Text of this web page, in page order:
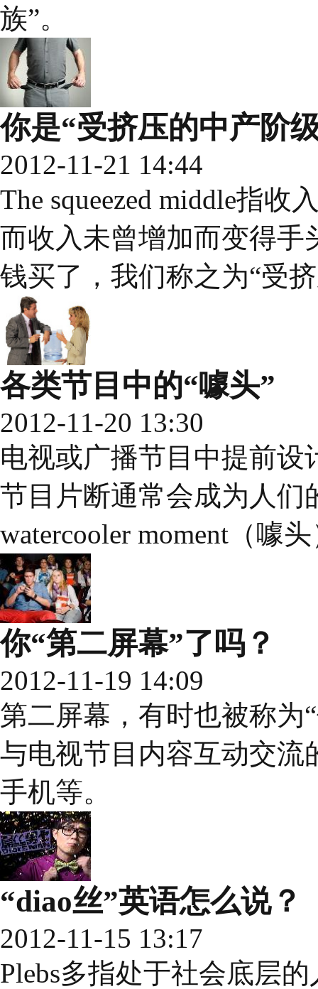
族”。
你是“受挤压的中产阶
2012-11-21 14:44
The squeezed middle指
而收入未曾增加而变得手
钱买了，我们称之为“受
各类节目中的“噱头”
2012-11-20 13:30
电视或广播节目中提前
节目片断通常会成为人们
watercooler moment（噱
你“第二屏幕”了吗？
2012-11-19 14:09
第二屏幕，有时也被称为
与电视节目内容互动交流
手机等。
“diao丝”英语怎么说？
2012-11-15 13:17
Plebs多指处于社会底层